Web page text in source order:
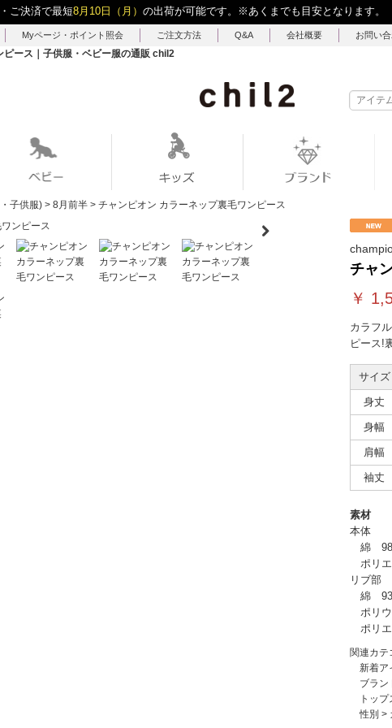
ご決済で最短8月10日（月） の出荷が可能です。 ※あくまでも目安となります。
Myページ・ポイント照会 ご注文方法 Q&A 会社概要 お問い
ース｜子供服・ベビー服の通販 chil2
子供服) > 8月前半 > チャンピオン カラーネップ裏毛ワンピース
チャ
￥
カラフ
ピース!
サイズ
身丈
身幅
肩幅
袖丈
素材
本体
綿
ポリ
リブ部
綿
ポリ
ポリ
関連カテ
新着ア
ブラン
トップ
性別 >